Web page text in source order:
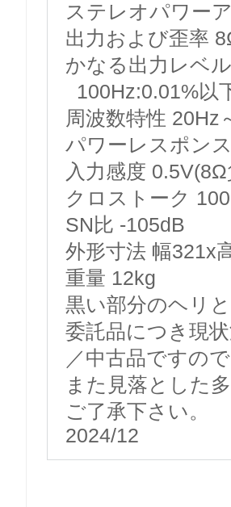
ステレオパワー
出力および歪率
かなる出力レベ
100Hz:0.01%以
周波数特性 20Hz
パワーレスポン
入力感度 0.5V(8Ω
クロストーク
SN比 -105dB
外形寸法 幅321x
重量 12kg
黒い部分のヘリ
委託品につき現
／中古品ですの
また見落とした
ご了承下さい。
2024/12